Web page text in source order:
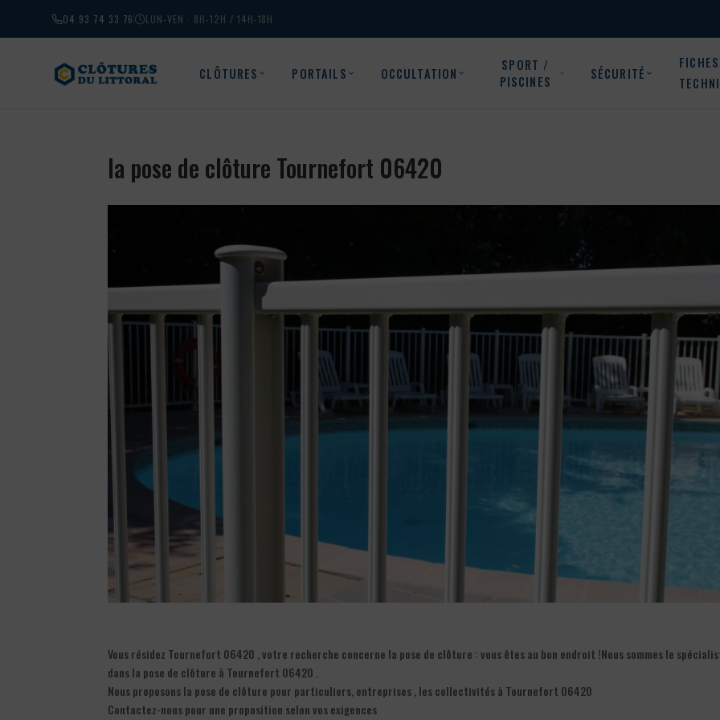
04 93 74 33 76 LUN-VEN · 8H-12H / 14H-18H
CLÔTURES PORTAILS OCCULTATION
SPORT /
PISCINES
SÉCURITÉ
FICHES
la pose de clôture Tournefort 06420
Vous résidez Tournefort 06420 , votre recherche concerne la pose de clôture : vous êtes au bon endroit !Nous sommes le
dans la pose de clôture à Tournefort 06420 .
Nous proposons la pose de clôture pour particuliers, entreprises , les collectivités à Tournefort 06420
Contactez-nous pour une proposition selon vos exigences